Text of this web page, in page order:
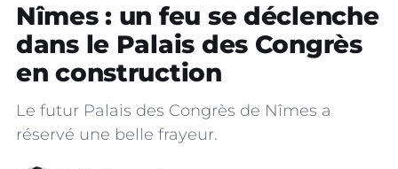
Nîmes : un feu se déclenche
dans le Palais des Congrès
en construction
Le futur Palais des Congrès de Nîmes a
réservé une belle frayeur.